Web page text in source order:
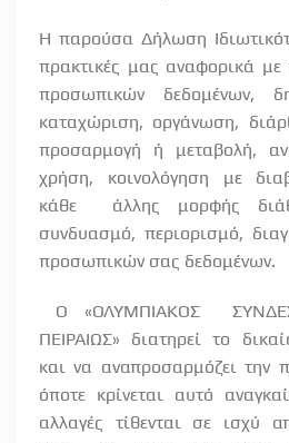
Η παρούσα Δήλωση
πρακτικές μας αναφορικά με
προσωπικών δεδομένων,
καταχώριση, οργάνωση,
προσαρμογή
ή μεταβολή,
χρήση,
κοινολόγηση με
κάθε
άλλης μορφής
συνδυασμό, περιορισμό,
προσωπικών σας δεδομένων.
Ο «ΟΛΥΜΠΙΑΚΟΣ
ΠΕΙΡΑΙΩΣ»
διατηρεί το
και να αναπροσαρμόζει την
όποτε κρίνεται αυτό
αλλαγές
τίθενται σε ισχύ